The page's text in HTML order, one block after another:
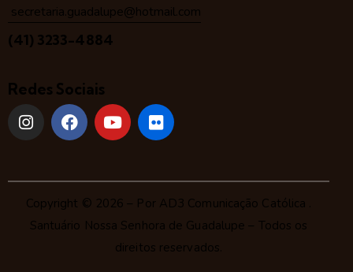
secretaria.guadalupe@hotmail.com
(41) 3233-4884
Redes Sociais
Copyright © 2026 – Por AD3 Comunicação Católica .
Santuário Nossa Senhora de Guadalupe – Todos os
direitos reservados.